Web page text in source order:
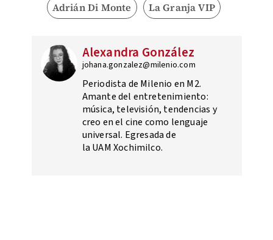
Adrián Di Monte La Granja VIP
Alexandra González
johana.gonzalez@milenio.com
Periodista de Milenio en M2.
Amante del entretenimiento:
música, televisión, tendencias y
creo en el cine como lenguaje
universal. Egresada de
la UAM Xochimilco.